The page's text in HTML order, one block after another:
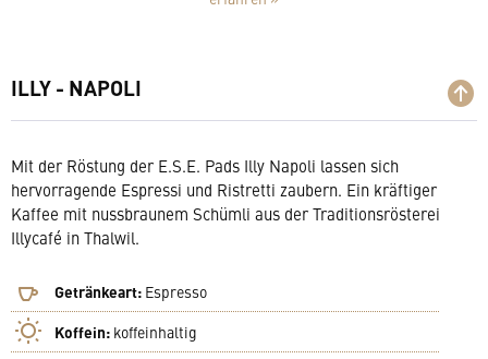
ILLY - NAPOLI
Mit der Röstung der E.S.E. Pads Illy Napoli lassen sich
hervorragende Espressi und Ristretti zaubern. Ein kräftiger
Kaffee mit nussbraunem Schümli aus der Traditionsrösterei
Illycafé in Thalwil.
Getränkeart: Espresso
Koffein: koffeinhaltig